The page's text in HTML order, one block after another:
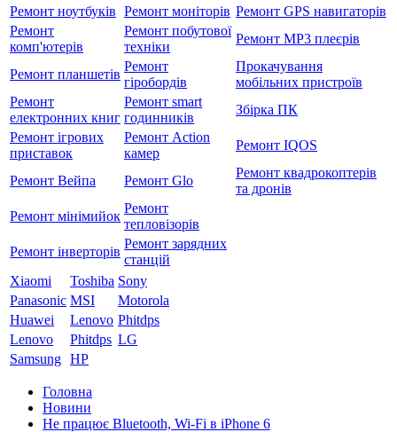
Ремонт ноутбуків Ремонт моніторів Ремонт GPS навигаторів
Ремонт
комп'ютерів
Ремонт побутової
техніки
Ремонт MP3 плеєрів
Ремонт планшетів
Ремонт
гіробордів
Прокачування
мобільних пристроїв
Ремонт
електронних книг
Ремонт smart
годинників
Збірка ПК
Ремонт ігрових
приставок
Ремонт Action
камер
Ремонт IQOS
Ремонт Вейпа Ремонт Glo
Ремонт квадрокоптерів
та дронів
Ремонт мiнiмийок
Ремонт
тепловізорів
Ремонт інверторів
Ремонт зарядних
станцій
Xiaomi
Toshiba Sony
Panasonic MSI
Motorola
Huawei
Lenovo Phitdps
Lenovo
Phitdps LG
Samsung HP
Головна
Новини
Не працює Bluetooth, Wi-Fi в iPhone 6